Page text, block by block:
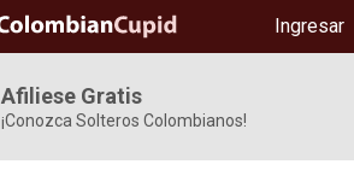
Ingresar
Afiliese Gratis
¡Conozca Solteros Colombianos!